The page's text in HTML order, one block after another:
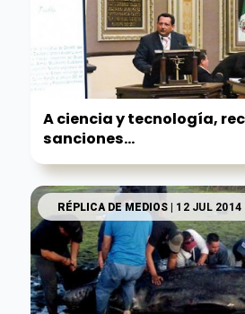
A ciencia y tecnología,
sanciones...
RÉPLICA DE MEDIOS| 12 JUL 2014